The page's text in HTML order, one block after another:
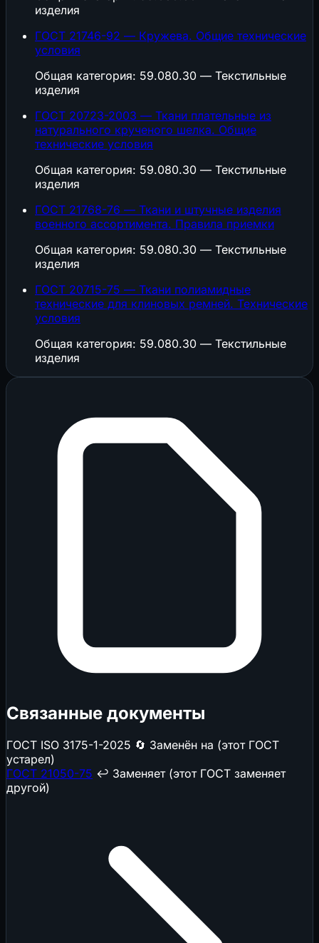
изделия
ГОСТ 21746-92 — Кружева. Общие технические
условия
Общая категория: 59.080.30 — Текстильные
изделия
ГОСТ 20723-2003 — Ткани плательные из
натурального крученого шелка. Общие
технические условия
Общая категория: 59.080.30 — Текстильные
изделия
ГОСТ 21768-76 — Ткани и штучные изделия
военного ассортимента. Правила приемки
Общая категория: 59.080.30 — Текстильные
изделия
ГОСТ 20715-75 — Ткани полиамидные
технические для клиновых ремней. Технические
условия
Общая категория: 59.080.30 — Текстильные
изделия
Связанные документы
ГОСТ ISO 3175-1-2025 🔄 Заменён на (этот ГОСТ
устарел)
ГОСТ 21050-75 ↩️ Заменяет (этот ГОСТ заменяет
другой)